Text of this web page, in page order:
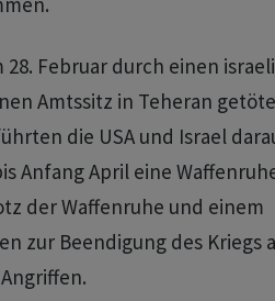
28. Februar durch einen
Amtssitz in Teheran
die USA und Israel
Anfang April eine
der Waffenruhe und einem
zur Beendigung des Kriegs